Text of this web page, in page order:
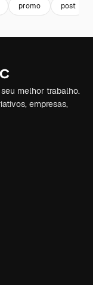
promo post
melhor trabalho.
empresas,